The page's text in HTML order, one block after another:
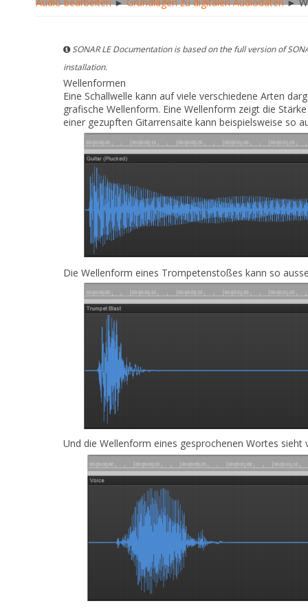
SONAR LE Documentation is based on the full version of
installation.
Wellenformen
Eine Schallwelle kann auf viele verschiedene Arten
grafische Wellenform. Eine Wellenform zeigt die
einer gezupften Gitarrensaite kann beispielsweise so
Die Wellenform eines Trompetenstoßes kann so
Und die Wellenform eines gesprochenen Wortes sieht